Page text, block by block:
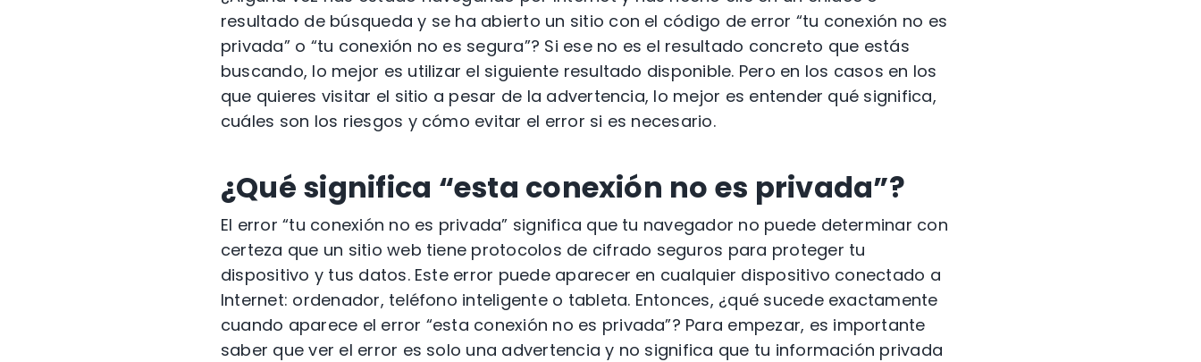
resultado de búsqueda y se ha abierto un sitio con el código de error “tu conexión no es
privada” o “tu conexión no es segura”? Si ese no es el resultado concreto que estás
buscando, lo mejor es utilizar el siguiente resultado disponible. Pero en los casos en los
que quieres visitar el sitio a pesar de la advertencia, lo mejor es entender qué significa,
cuáles son los riesgos y cómo evitar el error si es necesario.
¿Qué significa “esta conexión no es privada”?
El error “tu conexión no es privada” significa que tu navegador no puede determinar con
certeza que un sitio web tiene protocolos de cifrado seguros para proteger tu
dispositivo y tus datos. Este error puede aparecer en cualquier dispositivo conectado a
Internet: ordenador, teléfono inteligente o tableta. Entonces, ¿qué sucede exactamente
cuando aparece el error “esta conexión no es privada”? Para empezar, es importante
saber que ver el error es solo una advertencia y no significa que tu información privada